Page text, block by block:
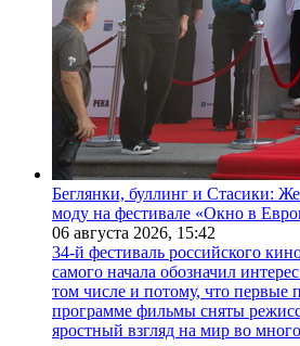
Беглянки, буллинг и Стасики:
моду на фестивале «Окно в
06 августа 2026, 15:42
34-й фестиваль российского
самого начала обозначил
том числе и потому, что первые
программе фильмы сняты
яростный взгляд на мир во